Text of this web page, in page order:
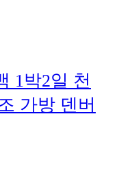
1박2일 천
가방 덴버